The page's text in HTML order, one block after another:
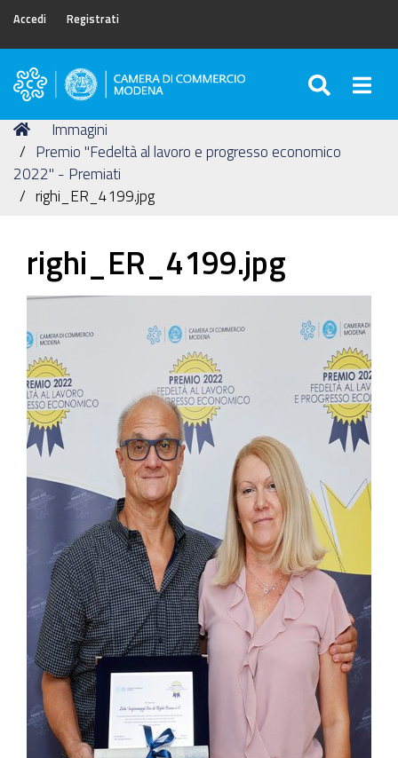
Accedi Registrati
Camera
Commercio
di
Modena
Tu
sei
qui:
Home
Immagini
Premio "Fedeltà al lavoro e progresso economico
2022" - Premiati
righi_ER_4199.jpg
righi_ER_4199.jpg